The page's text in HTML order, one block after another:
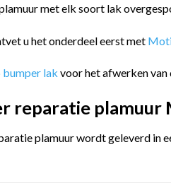
met elk soort lak
u het onderdeel eerst met
lak voor het afwerken van
reparatie plamuur
plamuur wordt geleverd in